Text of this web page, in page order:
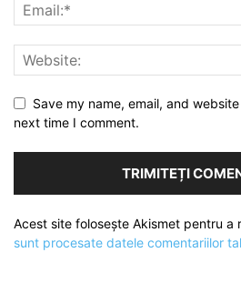
Save my name, email, and
next time I comment.
Acest site folosește Akismet pentru a
sunt procesate datele comentariilor